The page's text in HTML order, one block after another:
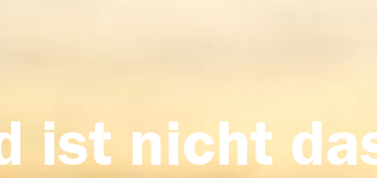
ist nicht